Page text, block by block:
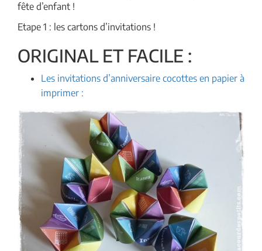
fête d’enfant !
Etape 1 : les cartons d’invitations !
ORIGINAL ET FACILE :
Les invitations d’anniversaire cocottes en papier à
imprimer :